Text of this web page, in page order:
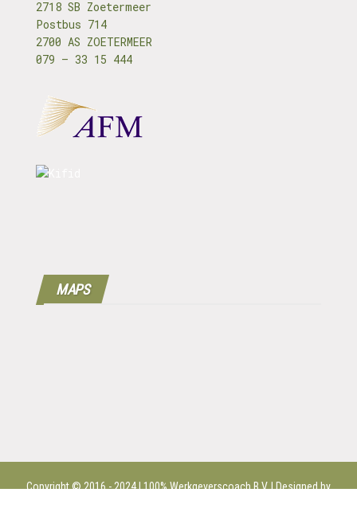
2718 SB Zoetermeer
Postbus 714
2700 AS ZOETERMEER
079 – 33 15 444
MAPS
Copyright © 2016 - 2024 | 100%Werkgeverscoach B.V.| Designed by